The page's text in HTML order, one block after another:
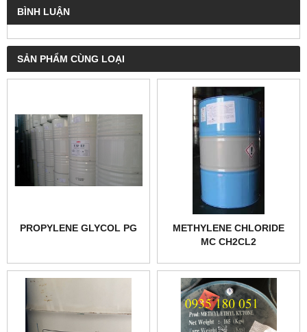
BÌNH LUẬN
SẢN PHẨM CÙNG LOẠI
PROPYLENE GLYCOL PG
METHYLENE CHLORIDE
MC CH2CL2